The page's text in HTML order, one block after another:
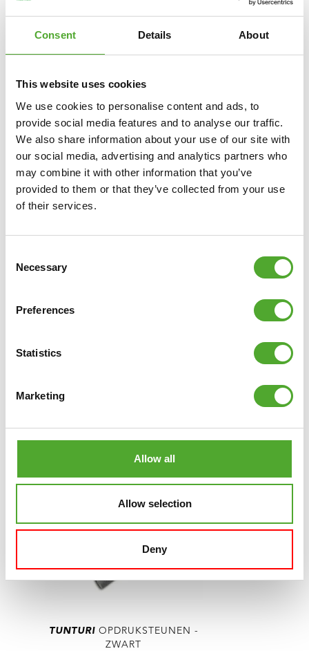
Consent Details About
This website uses cookies
We use cookies to personalise content and ads, to
provide social media features and to analyse our traffic.
We also share information about your use of our site with
our social media, advertising and analytics partners who
may combine it with other information that you’ve
provided to them or that they’ve collected from your use
of their services.
Selection
Necessary
Preferences
Statistics
Marketing
Allow all
Allow selection
Deny
€11,99
VERGELIJK
TUNTURI
VERGELIJK
TUNTURIOPDRUKSTEUNEN -
ZWART